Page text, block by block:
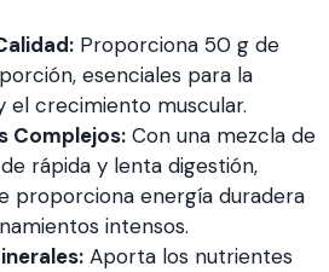
Proporciona 50 g de
esenciales para la
el crecimiento muscular.
Complejos: Con una mezcla de
rápida y lenta digestión,
proporciona energía duradera
intensos.
Aporta los nutrientes